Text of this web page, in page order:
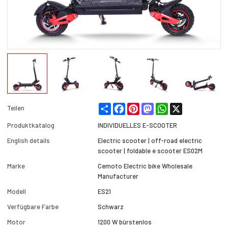
Teilen Share FacebookPinterestMastodonWhatsApp
Produktkatalog
INDIVIDUELLES E-SCOOTER
English details
Electric scooter | off-road electric
scooter​ | foldable e scooter​ ES02M
Marke
Cemoto Electric bike Wholesale
Manufacturer
Modell
ES21
Verfügbare Farbe
Schwarz
Motor
1200 W bürstenlos